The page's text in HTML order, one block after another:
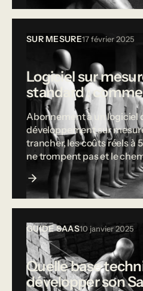
SUR MESURE17 février 2025
Logiciel sur
standard :
Abonnement à un logiciel
développement sur
trancher, les coûts réels à
ne trompent pas et le
GUIDE SAAS10 janvier 2025
Quelle base
développer son